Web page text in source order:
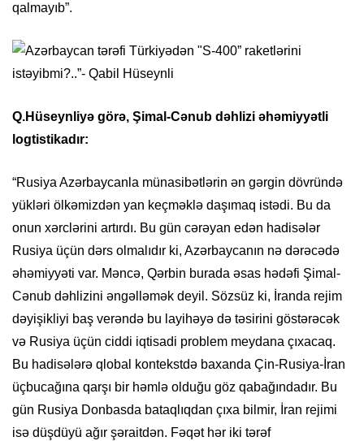
qalmayıb”.
Q.Hüseynliyə görə, Şimal-Cənub dəhlizi əhəmiyyətli
logtistikadır:
“Rusiya Azərbaycanla münasibətlərin ən gərgin dövründə
yükləri ölkəmizdən yan keçməklə daşımaq istədi. Bu da
onun xərclərini artırdı. Bu gün cərəyan edən hadisələr
Rusiya üçün dərs olmalıdır ki, Azərbaycanın nə dərəcədə
əhəmiyyəti var. Məncə, Qərbin burada əsas hədəfi Şimal-
Cənub dəhlizini əngəlləmək deyil. Sözsüz ki, İranda rejim
dəyişikliyi baş verəndə bu layihəyə də təsirini göstərəcək
və Rusiya üçün ciddi iqtisadi problem meydana çıxacaq.
Bu hadisələrə qlobal kontekstdə baxanda Çin-Rusiya-İran
üçbucağına qarşı bir həmlə olduğu göz qabağındadır. Bu
gün Rusiya Donbasda bataqlıqdan çıxa bilmir, İran rejimi
isə düşdüyü ağır şəraitdən. Fəqət hər iki tərəf